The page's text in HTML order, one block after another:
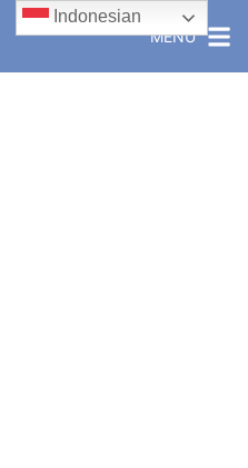
MENU
Indonesian